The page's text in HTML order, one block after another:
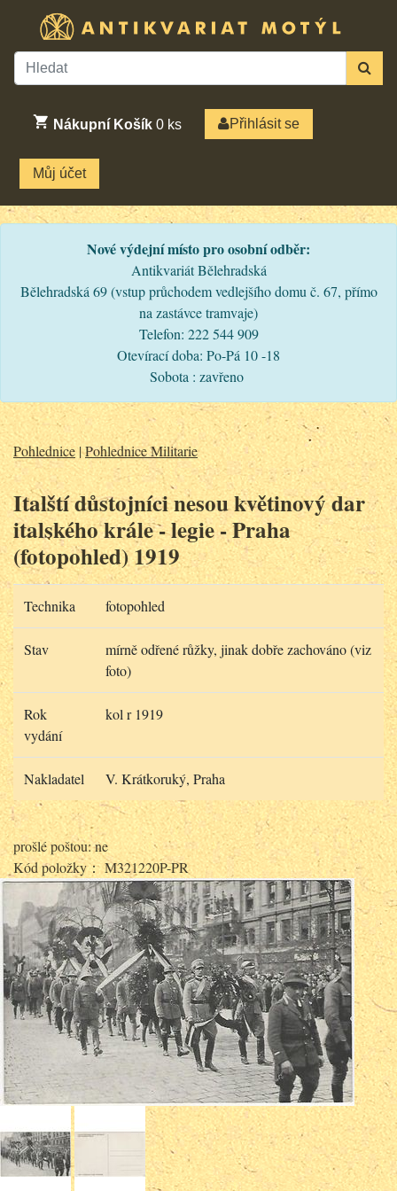
Nákupní Košík 0 ks Přihlásit se
Můj účet
Nové výdejní místo pro osobní odběr:
Antikvariát Bělehradská
Bělehradská 69 (vstup průchodem vedlejšího domu č. 67, přímo
na zastávce tramvaje)
Telefon: 222 544 909
Otevírací doba: Po-Pá 10 -18
Sobota : zavřeno
Pohlednice |Pohlednice Militarie
Italští důstojníci nesou květinový dar
italského krále - legie - Praha
(fotopohled) 1919
Technika fotopohled
Stav
mírně odřené růžky, jinak dobře zachováno (viz
foto)
Rok
vydání
kol r 1919
Nakladatel V. Krátkoruký, Praha
prošlé poštou: ne
Kód položky： M321220P-PR